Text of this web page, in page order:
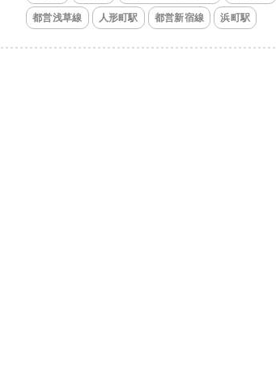
都営浅草線 人形町駅 都営新宿線 浜町駅